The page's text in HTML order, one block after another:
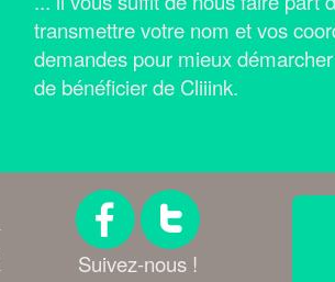
transmettre votre nom et vos
demandes pour mieux
de bénéficier de Cliiink.
Suivez-nous !